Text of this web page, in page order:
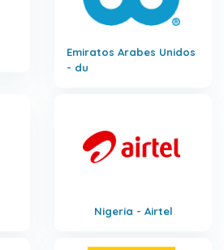
Emiratos Arabes Unidos
- du
Nigeria - Airtel